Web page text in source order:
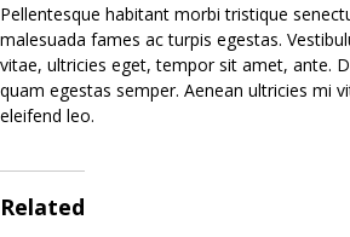
Pellentesque habitant morbi tristique
malesuada fames ac turpis egestas.
vitae, ultricies eget, tempor sit amet, ante.
quam egestas semper. Aenean ultricies mi
eleifend leo.
Related